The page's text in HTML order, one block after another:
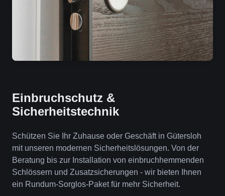
Einbruchschutz &
Sicherheitstechnik
Schützen Sie Ihr Zuhause oder Geschäft in Gütersloh
mit unseren modernen Sicherheitslösungen. Von der
Beratung bis zur Installation von einbruchhemmenden
Schlössern und Zusatzsicherungen - wir bieten Ihnen
ein Rundum-Sorglos-Paket für mehr Sicherheit.